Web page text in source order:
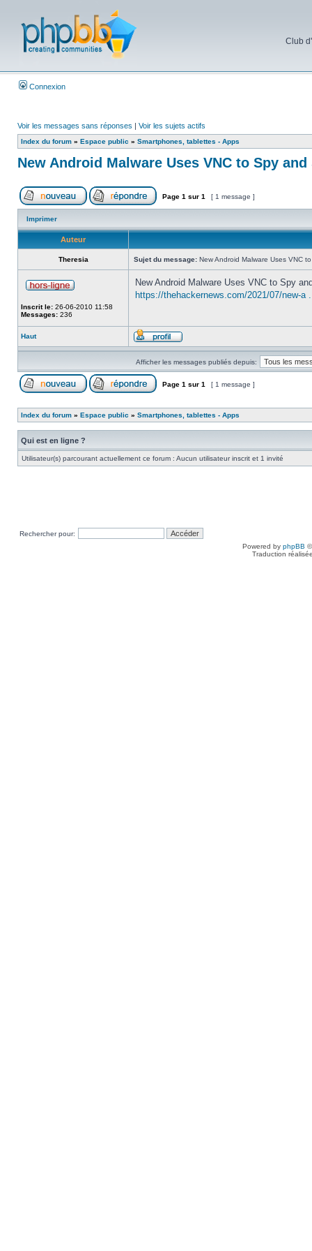
Club
Connexion
Voir les messages sans réponses | Voir les sujets actifs
Index du forum » Espace public » Smartphones, tablettes - Apps
New Android Malware Uses VNC to Spy
Page 1 sur 1 [ 1 message ]
Imprimer
Auteur
Theresia Sujet du message: New Android Malware Uses VNC
Inscrit le: 26-06-2010 11:58
Messages: 236
New Android Malware Uses VNC to Spy
https://thehackernews.com/2021/07/new-a
Haut
Afficher les messages publiés depuis:
Page 1 sur 1 [ 1 message ]
Index du forum » Espace public » Smartphones, tablettes - Apps
Qui est en ligne ?
Utilisateur(s) parcourant actuellement ce forum : Aucun utilisateur inscrit et 1 invité
Rechercher pour:
Powered by phpBB
Traduction